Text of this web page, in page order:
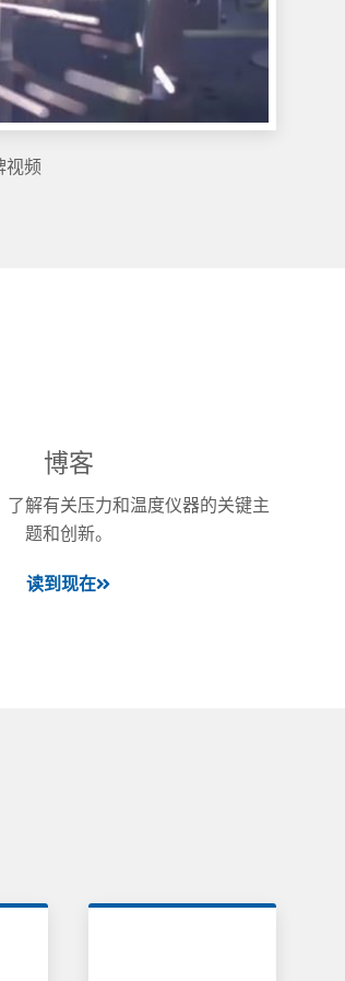
视频
博客
了解有关压力和温度仪器的关键主
题和创新。
读到现在